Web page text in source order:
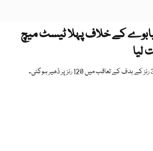
کے خلاف پہلا ٹیسٹ میچ